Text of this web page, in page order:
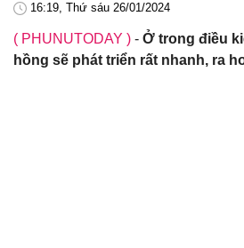
16:19, Thứ sáu 26/01/2024
( PHUNUTODAY ) - Ở trong điều
hồng sẽ phát triển rất nhanh, ra